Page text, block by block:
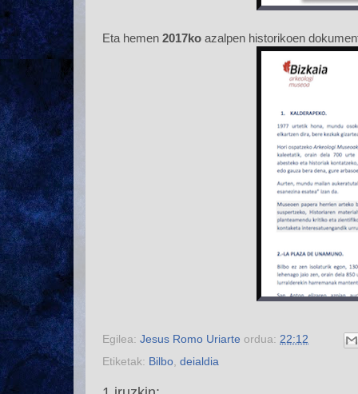
Eta hemen 2017ko azalpen historikoen
Egilea: Jesus Romo Uriarte ordua: 22:12
Etiketak: Bilbo deialdia